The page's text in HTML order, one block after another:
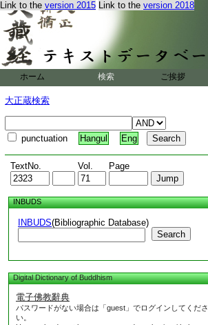
Link to the version 2015 Link to the version 2018
ホーム 検索 ご挨拶
大正蔵検索
punctuation Hangul Eng
TextNo. Vol. Page
INBUDS
INBUDS(Bibliographic Database)
Search
Digital Dictionary of Buddhism
電子佛教辭典
パスワードがない場合は「guest」でログインしてくださ
い。